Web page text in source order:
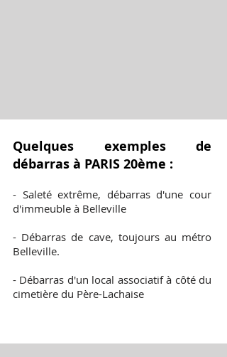
Quelques exemples de
débarras à PARIS 20ème :
- Saleté extrême, débarras d'une cour
d'immeuble à Belleville
- Débarras de cave, toujours au métro
Belleville.
- Débarras d'un local associatif à côté du
cimetière du Père-Lachaise